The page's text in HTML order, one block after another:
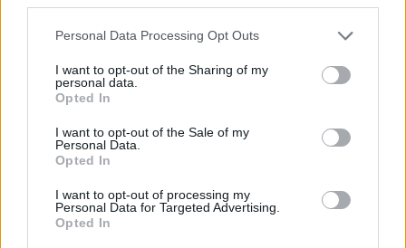
Personal Data Processing Opt Outs
I want to opt-out of the Sharing of my
personal data.
Opted In
I want to opt-out of the Sale of my
Personal Data.
Opted In
I want to opt-out of processing my
Personal Data for Targeted Advertising.
Opted In
fenomeno un mezzo per “comunicare libertà”.
C’è chi lo classifica come “arte”, chi lo considera
libertà, chi usa questo lancio delle scarpe per
simbolo di felicità. Una speigazione univoca